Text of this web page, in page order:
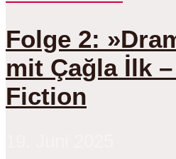
Folge 2:
mit Çağla İlk
Fiction